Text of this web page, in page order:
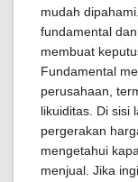
mudah
fundamental
membuat
Fundamental
perusahaan,
likuiditas. Di sisi
pergerakan
mengetahui
menjual. Jika